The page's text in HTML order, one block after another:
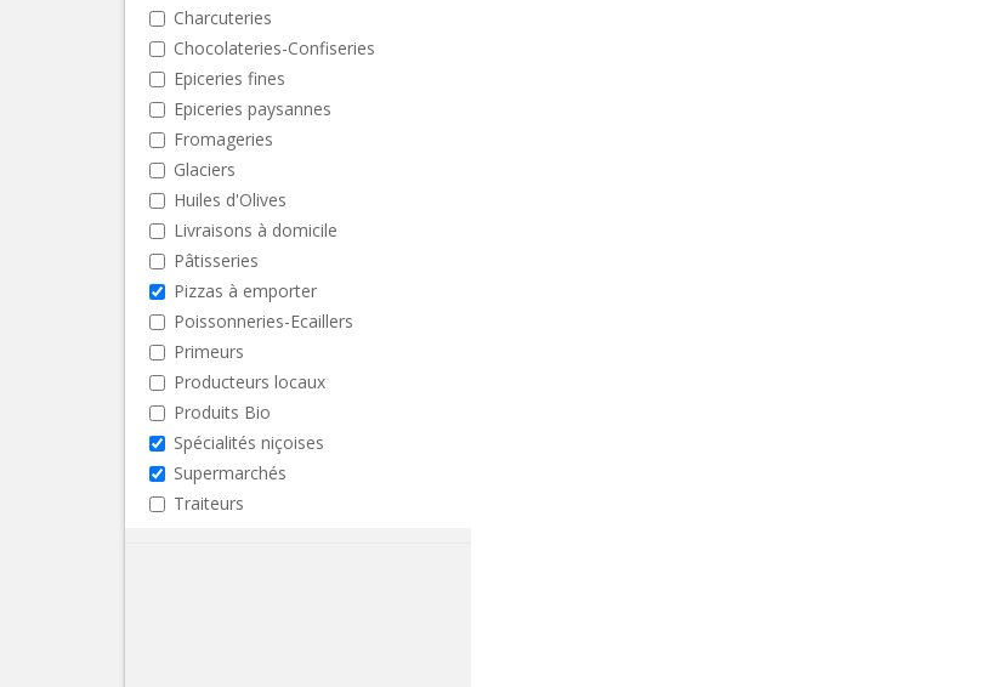
Charcuteries
Chocolateries-Confiseries
Epiceries fines
Epiceries paysannes
Fromageries
Glaciers
Huiles d'Olives
Livraisons à domicile
Pâtisseries
Pizzas à emporter
Poissonneries-Ecaillers
Primeurs
Producteurs locaux
Produits Bio
Spécialités niçoises
Supermarchés
Traiteurs